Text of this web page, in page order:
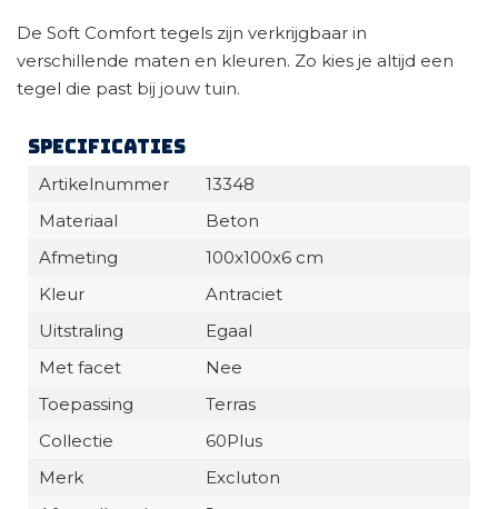
De Soft Comfort tegels zijn verkrijgbaar in
verschillende maten en kleuren. Zo kies je altijd een
tegel die past bij jouw tuin.
Specificaties
Artikelnummer
13348
Materiaal
Beton
Afmeting
100x100x6 cm
Kleur
Antraciet
Uitstraling
Egaal
Met facet
Nee
Toepassing
Terras
Collectie
60Plus
Merk
Excluton